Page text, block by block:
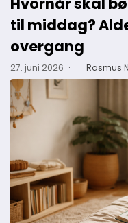
til middag?
overgang
27. juni 2026 · Rasmus